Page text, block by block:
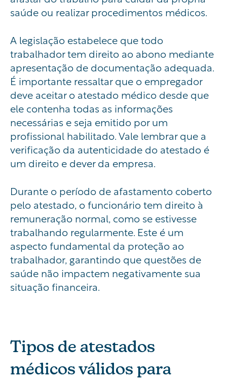
saúde ou realizar procedimentos médicos.
A legislação estabelece que todo
trabalhador tem direito ao abono mediante
apresentação de documentação adequada.
É importante ressaltar que o empregador
deve aceitar o atestado médico desde que
ele contenha todas as informações
necessárias e seja emitido por um
profissional habilitado. Vale lembrar que a
verificação da autenticidade do atestado é
um direito e dever da empresa.
Durante o período de afastamento coberto
pelo atestado, o funcionário tem direito à
remuneração normal, como se estivesse
trabalhando regularmente. Este é um
aspecto fundamental da proteção ao
trabalhador, garantindo que questões de
saúde não impactem negativamente sua
situação financeira.
Tipos de atestados
médicos válidos para